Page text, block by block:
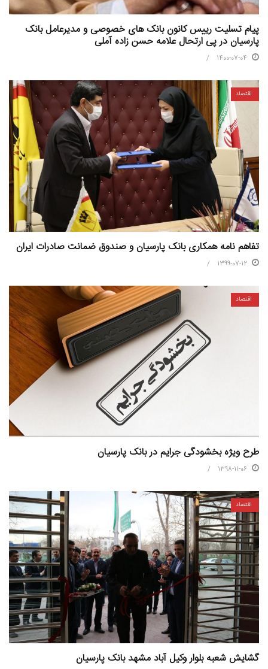
پیام تسلیت رییس کانون بانک های خصوصی و مدیرعامل بانک
پارسیان در پی ارتحال علامه حسن زاده آملی
1400-07-04
اقتصاد
تفاهم نامه همکاری بانک پارسیان و صندوق ضمانت صادرات ایران
1399-07-12
اقتصاد
طرح ويژه بخشودگی جرایم در بانک پارسیان
1398-11-06
اقتصاد
گشایش شعبه بلوار وکیل آباد مشهد بانک پارسیان